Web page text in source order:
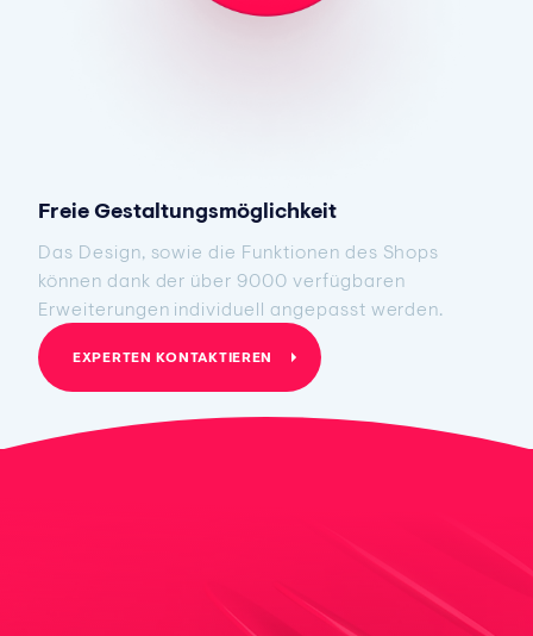
Freie Gestaltungsmöglichkeit
Das Design, sowie die Funktionen des Shops
können dank der über 9000 verfügbaren
Erweiterungen individuell angepasst werden.
EXPERTEN KONTAKTIEREN